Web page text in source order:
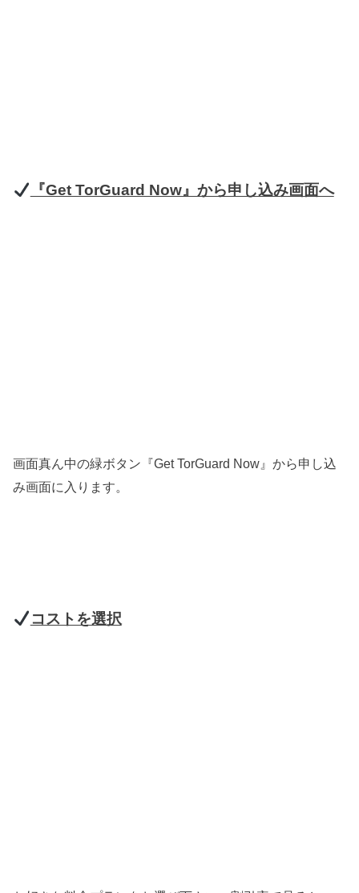
『Get TorGuard Now』から申し込み画面へ
画面真ん中の緑ボタン『Get TorGuard Now 』から申し込
み画面に入ります。
コストを選択